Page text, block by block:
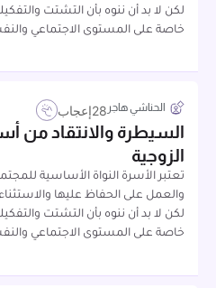
لكن لا بد أن ننوه بأن التشتت
خاصة على المستوى الاجتماعي
السيطرة والانتقاد من
الزوجية
تعتبر الأسرة النواة الأساسية
والعمل على الحفاظ عليها
لكن لا بد أن ننوه بأن التشتت
خاصة على المستوى الاجتماعي
الحناشي هاجر إعجاب28